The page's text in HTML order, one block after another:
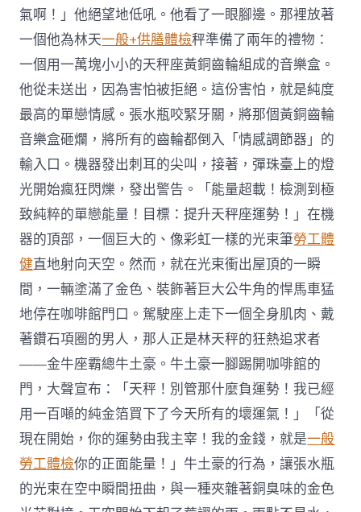
氣啊！」他絕望地低吼。他看了一眼腳邊。那裡放著
一個他為林天一般+供膳體檢秤準備了兩年的禮物：
一個用一萬塊小小的天秤座黃銅齒輪組成的音樂盒。
他從未送出，因為害怕被拒絕。這份害怕，就是純度
最高的單戀情感。張水瓶咬緊牙關，將那個黃銅齒輪
音樂盒砸爛，將所有的齒輪都倒入「情感調節器」的
輸入口。機器發出刺耳的尖叫，接著，彈珠臺上的燈
光開始瘋狂閃爍，發出警告。「能量超載！檢測到極
致純粹的單戀能量！目標：提升天秤座運勢！」在機
器的頂部，一個巨大的、像彩虹一樣的光束筆勞工體
健直地射向天空。然而，就在光束衝出屋頂的一瞬
間，一輛塗滿了金色、裝飾著巨大公牛角的悍馬車猛
地停在咖啡館門口。駕駛座上走下一個全身肌肉、戴
著鑽石項圈的男人，那人正是林天秤的狂熱追求者
——金牛座霸總牛土豪。牛土豪一腳踢開咖啡館的
門，大聲宣布：「天秤！別管那什麼負運勢！我已經
用一百噸的純金箔買下了今天所有的壞運氣！」「從
現在開始，你的運勢由我主宰！我的金錢，就是一般
勞工體檢你的正面能量！」牛土豪的行為，讓張水瓶
的光束在空中瞬間扭曲，與一種夾雜著銅臭味的金色